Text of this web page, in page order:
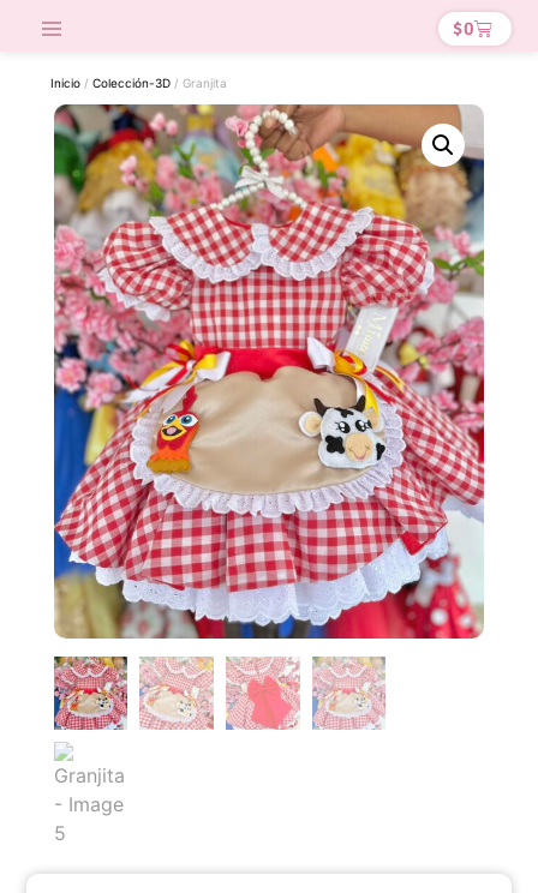
$0
Inicio /Colección-3D / Granjita